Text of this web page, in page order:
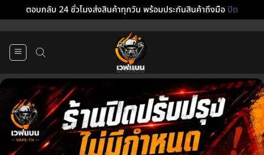
ตอบกลับ 24 ชั่วโมงส่งสินค้าทุกวัน พร้อมประกันสินค้าถึงมือปิด